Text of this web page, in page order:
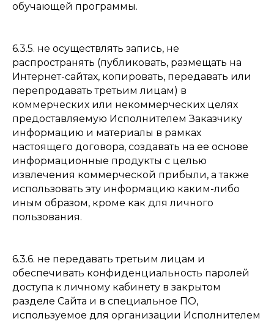
обучающей программы.
6.3.5. не осуществлять запись, не
распространять (публиковать, размещать на
Интернет-сайтах, копировать, передавать или
перепродавать третьим лицам) в
коммерческих или некоммерческих целях
предоставляемую Исполнителем Заказчику
информацию и материалы в рамках
настоящего договора, создавать на ее основе
информационные продукты с целью
извлечения коммерческой прибыли, а также
использовать эту информацию каким-либо
иным образом, кроме как для личного
пользования.
6.3.6. не передавать третьим лицам и
обеспечивать конфиденциальность паролей
доступа к личному кабинету в закрытом
разделе Сайта и в специальное ПО,
используемое для организации Исполнителем